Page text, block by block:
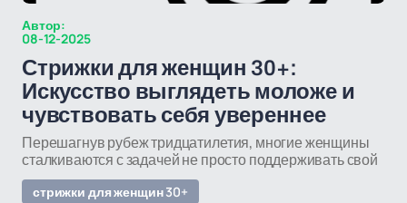
Автор:
08-12-2025
Стрижки для женщин 30+:
Искусство выглядеть моложе и
чувствовать себя увереннее
Перешагнув рубеж тридцатилетия, многие женщины
сталкиваются с задачей не просто поддерживать свой
стрижки для женщин 30+